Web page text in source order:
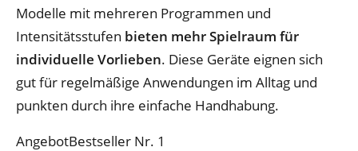
Modelle mit mehreren Programmen und
Intensitätsstufen bieten mehr Spielraum für
individuelle Vorlieben. Diese Geräte eignen sich
gut für regelmäßige Anwendungen im Alltag und
punkten durch ihre einfache Handhabung.
AngebotBestseller Nr. 1